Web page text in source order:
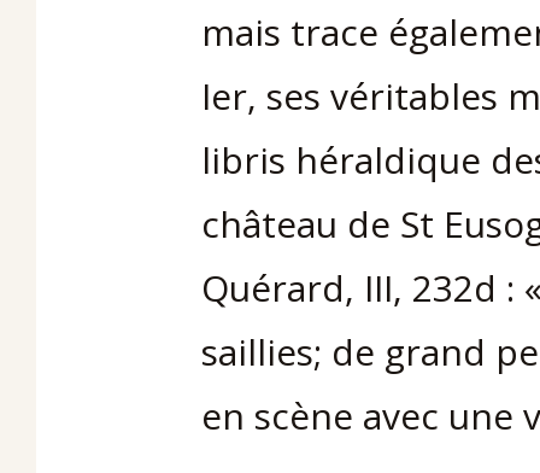
mais trace
Ier, ses véritables
libris héraldique
château de St
Quérard, III, 232d :
saillies; de grand
en scène avec une